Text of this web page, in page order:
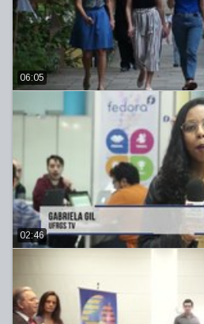
06:05
02:46